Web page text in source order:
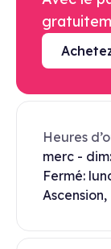
Heures
merc -
Fermé: